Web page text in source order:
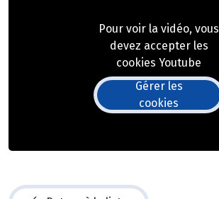
Pour voir la vidéo, vous
devez accepter les
cookies Youtube
Gérer les
cookies